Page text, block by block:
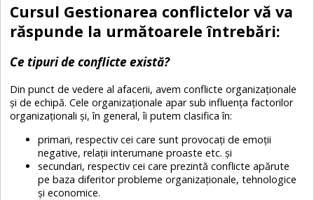
Cursul Gestionarea conflictelor vă va
răspunde la următoarele întrebări:
Ce tipuri de conflicte există?
Din punct de vedere al afacerii, avem conflicte organizaționale
și de echipă. Cele organizaționale apar sub influența factorilor
organizaționali și, în general, îi putem clasifica în:
primari, respectiv cei care sunt provocați de emoții
negative, relații interumane proaste etc. și
secundari, respectiv cei care prezintă conflicte apărute
pe baza diferitor probleme organizaționale, tehnologice
și economice.